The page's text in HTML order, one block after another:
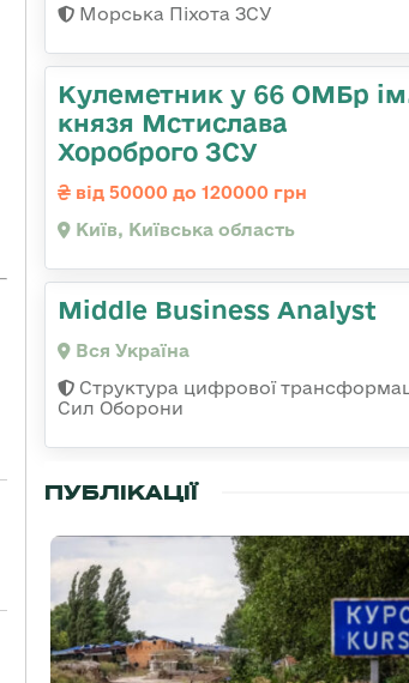
Морська Піхота ЗСУ
Кулеметник у 66 ОМБр
князя Мстислава
Хороброго ЗСУ
від 50000 до 120000 грн
Київ, Київська область
Middle Business Analyst
Вся Україна
Структура цифрової
Сил Оборони
ПУБЛІКАЦІЇ